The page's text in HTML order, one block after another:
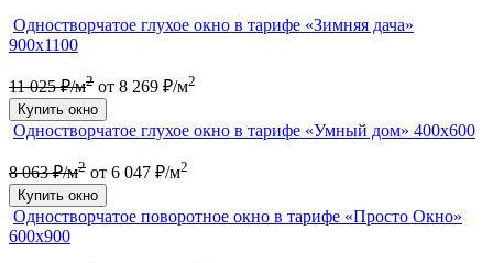
Одностворчатое глухое окно в тарифе «Зимняя дача»
900х1100
11 025 ₽/м2 от 8 269 ₽/м2
Купить окно
Одностворчатое глухое окно в тарифе «Умный дом» 400х600
8 063 ₽/м2 от 6 047 ₽/м2
Купить окно
Одностворчатое поворотное окно в тарифе «Просто Окно»
600х900